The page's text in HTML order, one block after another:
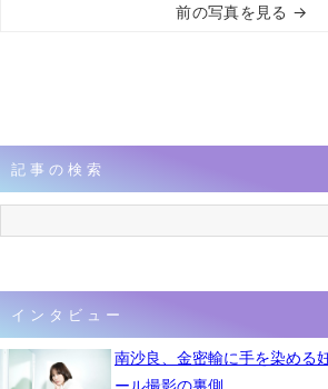
前の写真を見る →
記事の検索
インタビュー
南沙良、金密輸に手を染め
ール撮影の裏側